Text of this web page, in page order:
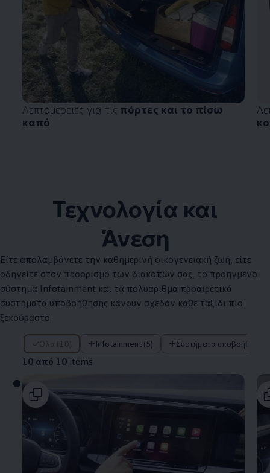
Λεπτομέρειες για τις πόρτες και το πίσω
καπό
Τεχνολογία και
Άνεση
Είτε απολαμβάνετε την καθημερινή οικογενειακή ζωή, είτε
οδηγείτε στον προορισμό των διακοπών σας, το προηγμένο
σύστημα Infotainment και τα πολυάριθμα προαιρετικά
συστήματα υποβοήθησης κάνουν σχεδόν κάθε ταξίδι πιο
ξεκούραστο.
Όλα (10) Infotainment (5) Συστήματα υποβοήθησης
10 από 10 items
10 από 10 items